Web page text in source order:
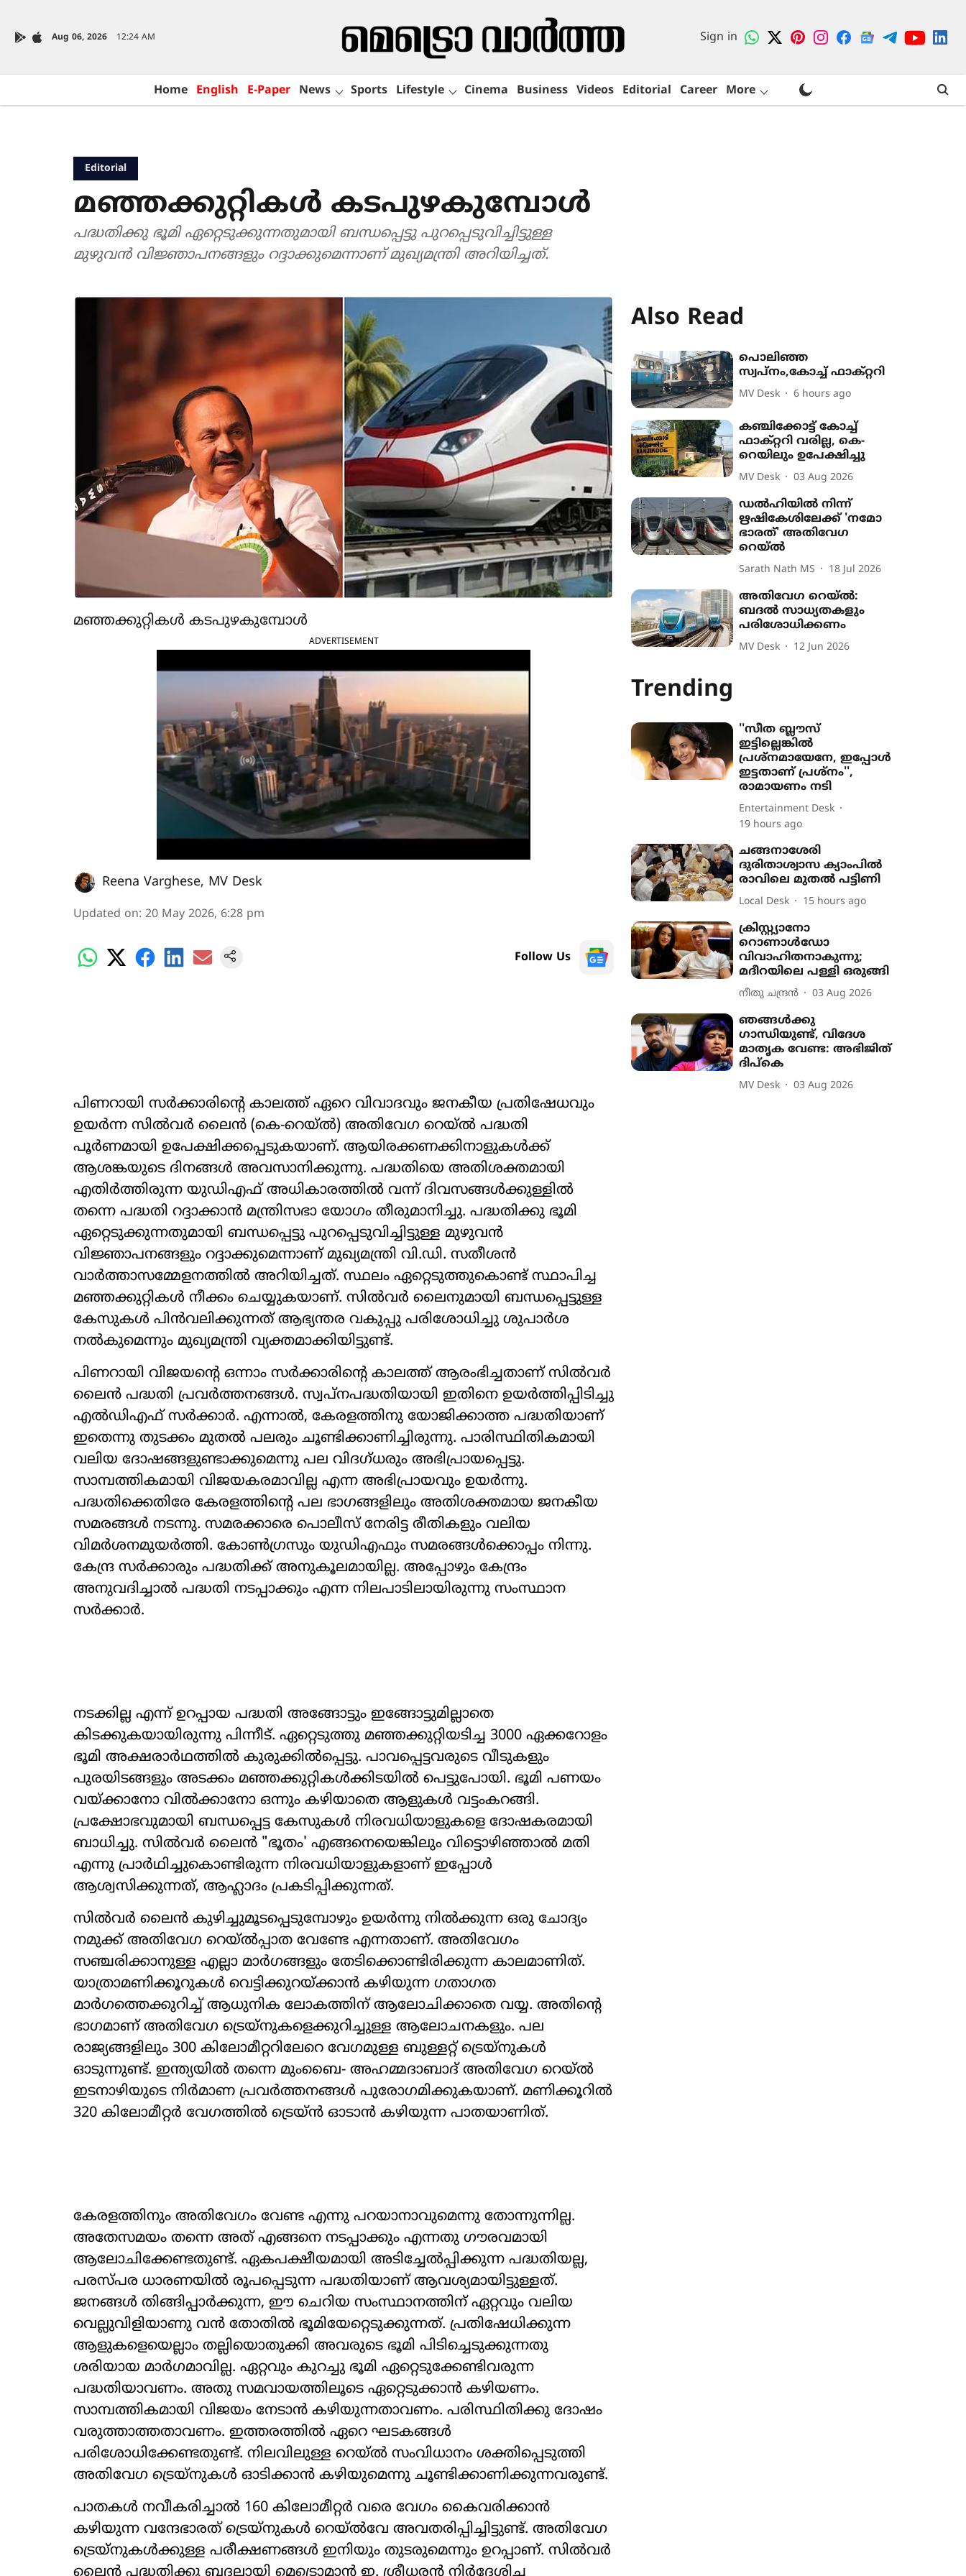
Aug 06, 2026 12:24 AM Sign in
Home English E-Paper News Sports Lifestyle Cinema Business Videos Editorial Career More
Editorial
മഞ്ഞക്കുറ്റികൾ കടപുഴകുമ്പോൾ
പദ്ധതിക്കു ഭൂമി ഏറ്റെടുക്കുന്നതുമായി ബന്ധപ്പെട്ടു പുറപ്പെടുവിച്ചിട്ടുള്ള
മുഴുവൻ വിജ്ഞാപനങ്ങളും റദ്ദാക്കുമെന്നാണ് മുഖ്യമന്ത്രി അറിയിച്ചത്.
മഞ്ഞക്കുറ്റികൾ കടപുഴകുമ്പോൾ
ADVERTISEMENT
Reena Varghese, MV Desk
Updated on: 20 May 2026, 6:28 pm
Follow Us
പിണറായി സർക്കാരിന്‍റെ കാലത്ത് ഏറെ വിവാദവും ജനകീയ പ്രതിഷേധവും
ഉയർന്ന സിൽവർ ലൈൻ (കെ-റെയ്‌ൽ) അതിവേഗ റെയ്‌ൽ പദ്ധതി
പൂർണമായി ഉപേക്ഷിക്കപ്പെടുകയാണ്. ആയിരക്കണക്കിനാളുകൾക്ക്
ആശങ്കയുടെ ദിനങ്ങൾ അവസാനിക്കുന്നു. പദ്ധതിയെ അതിശക്തമായി
എതിർത്തിരുന്ന യുഡിഎഫ് അധികാരത്തിൽ വന്ന് ദിവസങ്ങൾക്കുള്ളിൽ
തന്നെ പദ്ധതി റദ്ദാക്കാൻ മന്ത്രിസഭാ യോഗം തീരുമാനിച്ചു. പദ്ധതിക്കു ഭൂമി
ഏറ്റെടുക്കുന്നതുമായി ബന്ധപ്പെട്ടു പുറപ്പെടുവിച്ചിട്ടുള്ള മുഴുവൻ
വിജ്ഞാപനങ്ങളും റദ്ദാക്കുമെന്നാണ് മുഖ്യമന്ത്രി വി.ഡി. സതീശൻ
വാർത്താസമ്മേളനത്തിൽ അറിയിച്ചത്. സ്ഥലം ഏറ്റെടുത്തുകൊണ്ട് സ്ഥാപിച്ച
മഞ്ഞക്കുറ്റികൾ നീക്കം ചെയ്യുകയാണ്. സിൽവർ ലൈനുമായി ബന്ധപ്പെട്ടുള്ള
കേസുകൾ പിൻവലിക്കുന്നത് ആഭ്യന്തര വകുപ്പു പരിശോധിച്ചു ശുപാർശ
നൽകുമെന്നും മുഖ്യമന്ത്രി വ്യക്തമാക്കിയിട്ടുണ്ട്.
പിണറായി വിജയന്‍റെ ഒന്നാം സർക്കാരിന്‍റെ കാലത്ത് ആരംഭിച്ചതാണ് സിൽവർ
ലൈൻ പദ്ധതി പ്രവർത്തനങ്ങൾ. സ്വപ്നപദ്ധതിയായി ഇതിനെ ഉയർത്തിപ്പിടിച്ചു
എൽഡിഎഫ് സർക്കാർ. എന്നാൽ, കേരളത്തിനു യോജിക്കാത്ത പദ്ധതിയാണ്
ഇതെന്നു തുടക്കം മുതൽ പലരും ചൂണ്ടിക്കാണിച്ചിരുന്നു. പാരിസ്ഥിതികമായി
വലിയ ദോഷങ്ങളുണ്ടാക്കുമെന്നു പല വിദഗ്ധരും അഭിപ്രായപ്പെട്ടു.
സാമ്പത്തികമായി വിജയകരമാവില്ല എന്ന അഭിപ്രായവും ഉയർന്നു.
പദ്ധതിക്കെതിരേ കേരളത്തിന്‍റെ പല ഭാഗങ്ങളിലും അതിശക്തമായ ജനകീയ
സമരങ്ങൾ നടന്നു. സമരക്കാരെ പൊലീസ് നേരിട്ട രീതികളും വലിയ
വിമർശനമുയർത്തി. കോൺഗ്രസും യുഡിഎഫും സമരങ്ങൾക്കൊപ്പം നിന്നു.
കേന്ദ്ര സർക്കാരും പദ്ധതിക്ക് അനുകൂലമായില്ല. അപ്പോഴും കേന്ദ്രം
അനുവദിച്ചാൽ പദ്ധതി നടപ്പാക്കും എന്ന നിലപാടിലായിരുന്നു സംസ്ഥാന
സർക്കാർ.
നടക്കില്ല എന്ന് ഉറപ്പായ പദ്ധതി അങ്ങോട്ടും ഇങ്ങോട്ടുമില്ലാതെ
കിടക്കുകയായിരുന്നു പിന്നീട്. ഏറ്റെടുത്തു മഞ്ഞക്കുറ്റിയടിച്ച 3000 ഏക്കറോളം
ഭൂമി അക്ഷരാർഥത്തിൽ കുരുക്കിൽപ്പെട്ടു. പാവപ്പെട്ടവരുടെ വീടുകളും
പുരയിടങ്ങളും അടക്കം മഞ്ഞക്കുറ്റികൾക്കിടയിൽ പെട്ടുപോയി. ഭൂമി പണയം
വയ്ക്കാനോ വിൽക്കാനോ ഒന്നും കഴിയാതെ ആളുകൾ വട്ടംകറങ്ങി.
പ്രക്ഷോഭവുമായി ബന്ധപ്പെട്ട കേസുകൾ നിരവധിയാളുകളെ ദോഷകരമായി
ബാധിച്ചു. സിൽവർ ലൈൻ "ഭൂതം' എങ്ങനെയെങ്കിലും വിട്ടൊഴിഞ്ഞാൽ മതി
എന്നു പ്രാർഥിച്ചുകൊണ്ടിരുന്ന നിരവധിയാളുകളാണ് ഇപ്പോൾ
ആശ്വസിക്കുന്നത്, ആഹ്ലാദം പ്രകടിപ്പിക്കുന്നത്.
സിൽവർ ലൈൻ കുഴിച്ചുമൂടപ്പെടുമ്പോഴും ഉയർന്നു നിൽക്കുന്ന ഒരു ചോദ്യം
നമുക്ക് അതിവേഗ റെയ്‌ൽപ്പാത വേണ്ടേ എന്നതാണ്. അതിവേഗം
സഞ്ചരിക്കാനുള്ള എല്ലാ മാർഗങ്ങളും തേടിക്കൊണ്ടിരിക്കുന്ന കാലമാണിത്.
യാത്രാമണിക്കൂറുകൾ വെട്ടിക്കുറയ്ക്കാൻ കഴിയുന്ന ഗതാഗത
മാർഗത്തെക്കുറിച്ച് ആധുനിക ലോകത്തിന് ആലോചിക്കാതെ വയ്യ. അതിന്‍റെ
ഭാഗമാണ് അതിവേഗ ട്രെയ്‌നുകളെക്കുറിച്ചുള്ള ആലോചനകളും. പല
രാജ്യങ്ങളിലും 300 കിലോമീറ്ററിലേറെ വേഗമുള്ള ബുള്ളറ്റ് ട്രെയ്നുകൾ
ഓടുന്നുണ്ട്. ഇന്ത്യയിൽ തന്നെ മുംബൈ- അഹമ്മദാബാദ് അതിവേഗ റെയ്‌ൽ
ഇടനാഴിയുടെ നിർമാണ പ്രവർത്തനങ്ങൾ പുരോഗമിക്കുകയാണ്. മണിക്കൂറിൽ
320 കിലോമീറ്റർ വേഗത്തിൽ ട്രെയ്‌ൻ ഓടാൻ കഴിയുന്ന പാതയാണിത്.
കേരളത്തിനും അതിവേഗം വേണ്ട എന്നു പറയാനാവുമെന്നു തോന്നുന്നില്ല.
അതേസമയം തന്നെ അത് എങ്ങനെ നടപ്പാക്കും എന്നതു ഗൗരവമായി
ആലോചിക്കേണ്ടതുണ്ട്. ഏകപക്ഷീയമായി അടിച്ചേൽപ്പിക്കുന്ന പദ്ധതിയല്ല,
പരസ്പര ധാരണയിൽ രൂപപ്പെടുന്ന പദ്ധതിയാണ് ആവശ്യമായിട്ടുള്ളത്.
ജനങ്ങൾ തിങ്ങിപ്പാർക്കുന്ന, ഈ ചെറിയ സംസ്ഥാനത്തിന് ഏറ്റവും വലിയ
വെല്ലുവിളിയാണു വൻ തോതിൽ ഭൂമിയേറ്റെടുക്കുന്നത്. പ്രതിഷേധിക്കുന്ന
ആളുകളെയെല്ലാം തല്ലിയൊതുക്കി അവരുടെ ഭൂമി പിടിച്ചെടുക്കുന്നതു
ശരിയായ മാർഗമാവില്ല. ഏറ്റവും കുറച്ചു ഭൂമി ഏറ്റെടുക്കേണ്ടിവരുന്ന
പദ്ധതിയാവണം. അതു സമവായത്തിലൂടെ ഏറ്റെടുക്കാൻ കഴിയണം.
സാമ്പത്തികമായി വിജയം നേടാൻ കഴിയുന്നതാവണം. പരിസ്ഥിതിക്കു ദോഷം
വരുത്താത്തതാവണം. ഇത്തരത്തിൽ ഏറെ ഘടകങ്ങൾ
പരിശോധിക്കേണ്ടതുണ്ട്. നിലവിലുള്ള റെയ്‌ൽ സംവിധാനം ശക്തിപ്പെടുത്തി
അതിവേഗ ട്രെയ്നുകൾ ഓടിക്കാൻ കഴിയുമെന്നു ചൂണ്ടിക്കാണിക്കുന്നവരുണ്ട്.
പാതകൾ നവീകരിച്ചാൽ 160 കിലോമീറ്റർ വരെ വേഗം കൈവരിക്കാൻ
കഴിയുന്ന വന്ദേഭാരത് ട്രെയ്‌നുകൾ റെയ്‌ൽവേ അവതരിപ്പിച്ചിട്ടുണ്ട്. അതിവേഗ
ട്രെയ്‌നുകൾക്കുള്ള പരീക്ഷണങ്ങൾ ഇനിയും തുടരുമെന്നും ഉറപ്പാണ്. സിൽവർ
Also Read
പൊലിഞ്ഞ
സ്വപ്നം,കോച്ച് ഫാക്റ്ററി
MV Desk 6 hours ago
കഞ്ചിക്കോട്ട് കോച്ച്
ഫാക്റ്ററി വരില്ല, കെ-
റെയിലും ഉപേക്ഷിച്ചു
MV Desk 03 Aug 2026
ഡൽഹിയിൽ നിന്ന്
ഋഷികേശിലേക്ക് 'നമോ
ഭാരത്' അതിവേഗ
റെയ്ൽ
Sarath Nath MS 18 Jul 2026
അതിവേഗ റെയ്‌ൽ:
ബദൽ സാധ്യതകളും
പരിശോധിക്കണം
MV Desk 12 Jun 2026
Trending
''സീത ബ്ലൗസ്
ഇട്ടില്ലെങ്കിൽ
പ്രശ്നമായേനേ, ഇപ്പോൾ
ഇട്ടതാണ് പ്രശ്നം'',
രാമായണം നടി
Entertainment Desk
19 hours ago
ചങ്ങനാശേരി
ദുരിതാശ്വാസ ക്യാംപിൽ
രാവിലെ മുതൽ പട്ടിണി
Local Desk 15 hours ago
ക്രിസ്റ്റ്യാനോ
റൊണാൾഡോ
വിവാഹിതനാകുന്നു;
മദീറയിലെ പള്ളി ഒരുങ്ങി
നീതു ചന്ദ്രൻ 03 Aug 2026
ഞങ്ങൾക്കു
ഗാന്ധിയുണ്ട്, വിദേശ
മാതൃക വേണ്ട: അഭിജിത്
ദിപ്കെ
MV Desk 03 Aug 2026